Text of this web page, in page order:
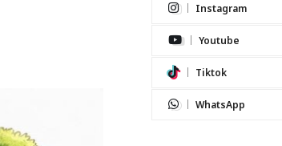
Instagram
Youtube
Tiktok
WhatsApp